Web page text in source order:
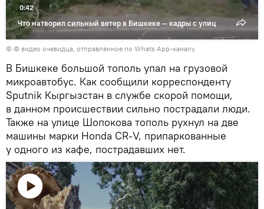
Что натворил сильный ветер в Бишкеке — кадры с улиц
0:42
© © видео очевидца, отправленное по Whats App-каналу
В Бишкеке большой тополь упал на грузовой
микроавтобус. Как сообщили корреспонденту
Sputnik Кыргызстан в службе скорой помощи,
в данном происшествии сильно пострадали люди.
Также на улице Шопокова тополь рухнул на две
машины марки Honda CR-V, припаркованные
у одного из кафе, пострадавших нет.